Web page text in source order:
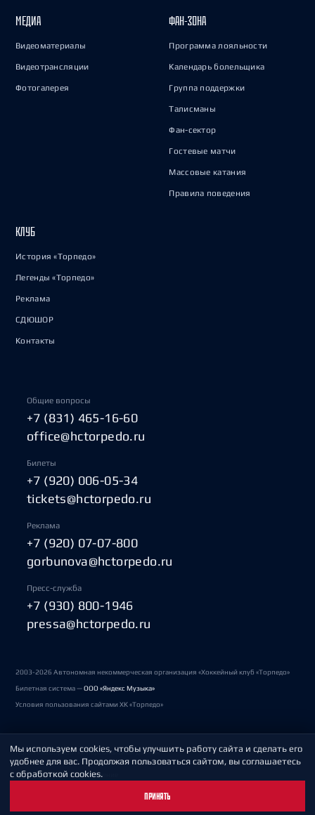
МЕДИА
Видеоматериалы
Видеотрансляции
Фотогалерея
ФАН-ЗОНА
Программа лояльности
Календарь болельщика
Группа поддержки
Талисманы
Фан-сектор
Гостевые матчи
Массовые катания
Правила поведения
КЛУБ
История «Торпедо»
Легенды «Торпедо»
Реклама
СДЮШОР
Контакты
Общие вопросы
+7 (831) 465-16-60
office@hctorpedo.ru
Билеты
+7 (920) 006-05-34
tickets@hctorpedo.ru
Реклама
+7 (920) 07-07-800
gorbunova@hctorpedo.ru
Пресс-служба
+7 (930) 800-1946
pressa@hctorpedo.ru
2003-2026 Автономная некоммерческая организация «Хоккейный клуб «Торпедо»
Билетная система —ООО «Яндекс Музыка»
Условия пользования сайтами ХК «Торпедо»
Политика обработки персональных данных
Пользовательское соглашение
Мы используем cookies, чтобы улучшить работу сайта и сделать его
удобнее для вас. Продолжая пользоваться сайтом, вы соглашаетесь
с обработкой cookies.
ПРИНЯТЬ